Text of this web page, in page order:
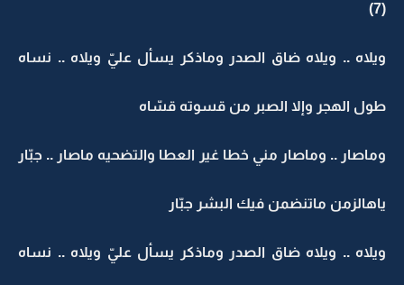
(7)
ويلاه .. ويلاه ضاق الصدر وماذكر يسأل عليّ ويلاه .. نساه
طول الهجر وإلا الصبر من قسوته قسّاه
وماصار .. وماصار مني خطا غير العطا والتضحيه ماصار .. جبّار
ياهالزمن ماتنضمن فيك البشر جبّار
ويلاه .. ويلاه ضاق الصدر وماذكر يسأل عليّ ويلاه .. نساه